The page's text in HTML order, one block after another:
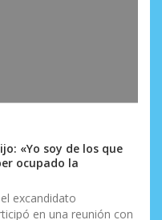
«Yo soy de los que
ocupado la
excandidato
en una reunión con